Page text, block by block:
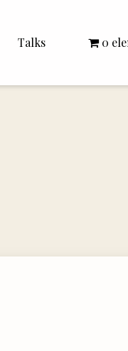
Talks
Rector Letters
0